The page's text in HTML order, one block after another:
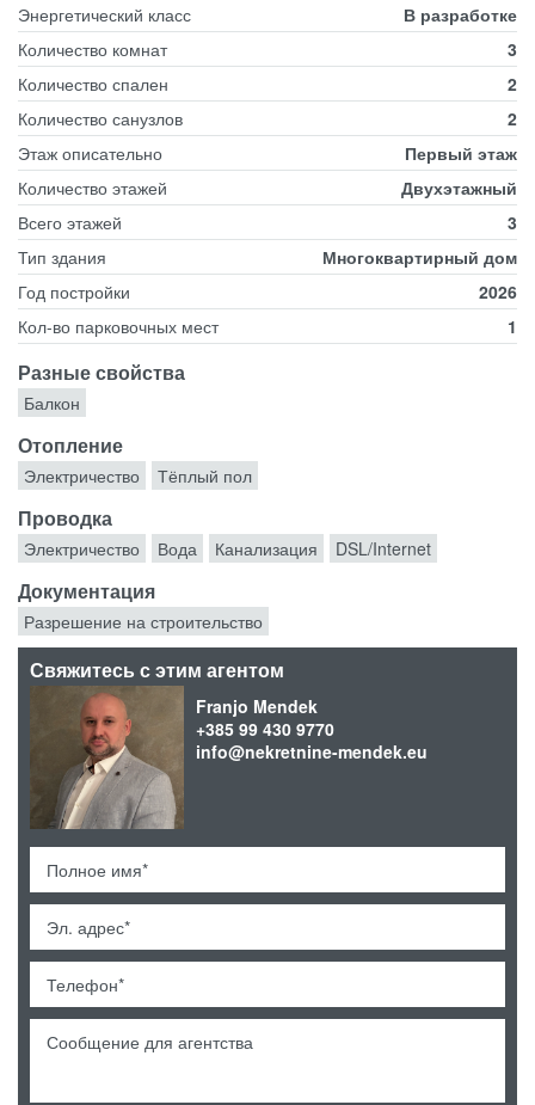
Энергетический класс
В разработке
Количество комнат
3
Количество спален
2
Количество санузлов
2
Этаж описательно
Первый этаж
Количество этажей
Двухэтажный
Всего этажей
3
Тип здания
Многоквартирный дом
Год постройки
2026
Кол-во парковочных мест
1
Разные свойства
Балкон
Отопление
Электричество Тёплый пол
Проводка
Электричество Вода Канализация DSL/Internet
Документация
Разрешение на строительство
Свяжитесь с этим агентом
Franjo Mendek
+385 99 430 9770
info@nekretnine-mendek.eu